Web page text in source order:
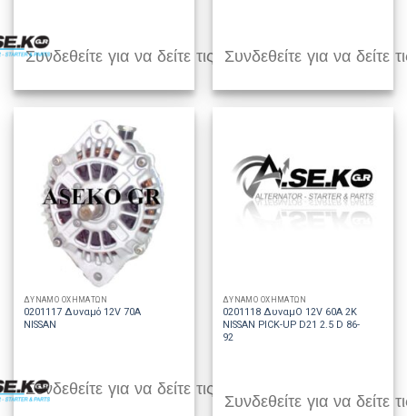
Συνδεθείτε για να δείτε τις τιμέςΣυνδεθείτε για να δείτε
ΔΥΝΑΜΟ ΟΧΗΜΑΤΩΝ
0201117 Δυναμό 12V 70A
NISSAN
Συνδεθείτε για να δείτε τις τιμές
ΔΥΝΑΜΟ ΟΧΗΜΑΤΩΝ
0201118 ΔυναμO 12V 60A 2K
NISSAN PICK-UP D21 2.5 D 86-
92
Συνδεθείτε για να δείτε